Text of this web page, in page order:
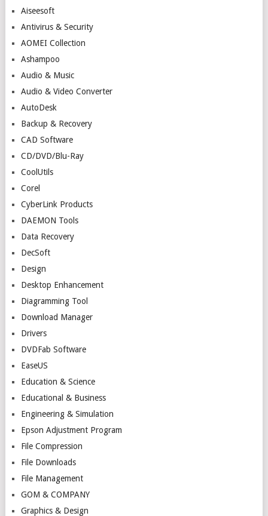
Aiseesoft
Antivirus & Security
AOMEI Collection
Ashampoo
Audio & Music
Audio & Video Converter
AutoDesk
Backup & Recovery
CAD Software
CD/DVD/Blu-Ray
CoolUtils
Corel
CyberLink Products
DAEMON Tools
Data Recovery
DecSoft
Design
Desktop Enhancement
Diagramming Tool
Download Manager
Drivers
DVDFab Software
EaseUS
Education & Science
Educational & Business
Engineering & Simulation
Epson Adjustment Program
File Compression
File Downloads
File Management
GOM & COMPANY
Graphics & Design